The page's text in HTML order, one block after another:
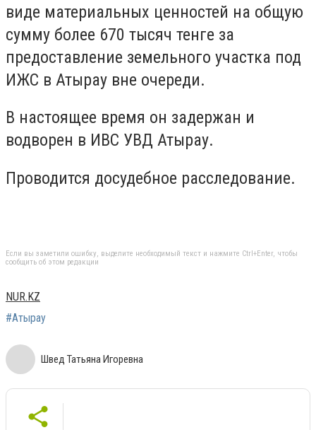
виде материальных ценностей на общую
сумму более 670 тысяч тенге за
предоставление земельного участка под
ИЖС в Атырау вне очереди.
В настоящее время он задержан и
водворен в ИВС УВД Атырау.
Проводится досудебное расследование.
Если вы заметили ошибку, выделите необходимый текст и нажмите Ctrl+Enter, чтобы
сообщить об этом редакции
NUR.KZ
#Атырау
Швед Татьяна Игоревна